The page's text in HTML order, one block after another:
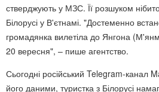
стверджують у МЗС. Її розшуком
Білорусі у В'єтнамі. "Достеменно
громадянка вилетіла до Янгона
20 вересня", – пише агентство.
Сьогодні російський Telegram-канал
його даними, туристка з Білорусі